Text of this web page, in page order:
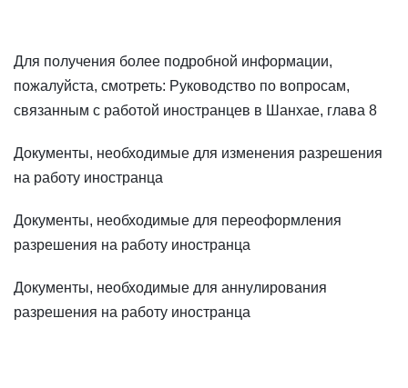
Для получения более подробной информации,
пожалуйста, смотреть: Руководство по вопросам,
связанным с работой иностранцев в Шанхае, глава 8
Документы, необходимые для изменения разрешения
на работу иностранца
Документы, необходимые для переоформления
разрешения на работу иностранца
Документы, необходимые для аннулирования
разрешения на работу иностранца